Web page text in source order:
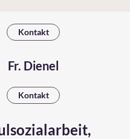
Kontakt
Fr. Dienel
Kontakt